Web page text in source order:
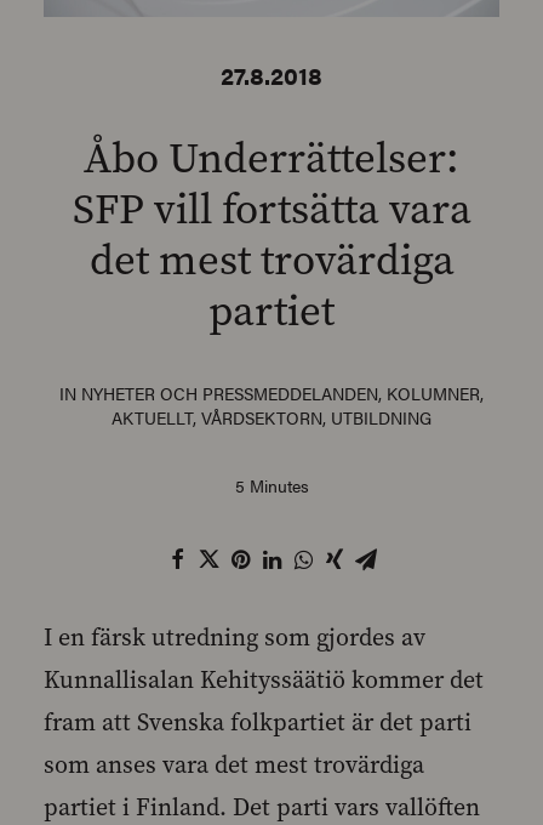
SEARCH
27.8.2018
Åbo Underrättelser:
SFP vill fortsätta vara
det mest trovärdiga
partiet
IN NYHETER OCH PRESSMEDDELANDEN, KOLUMNER,
AKTUELLT, VÅRDSEKTORN, UTBILDNING
5 Minutes
I en färsk utredning som gjordes av
Kunnallisalan Kehityssäätiö kommer det
fram att Svenska folkpartiet är det parti
som anses vara det mest trovärdiga
partiet i Finland. Det parti vars vallöften